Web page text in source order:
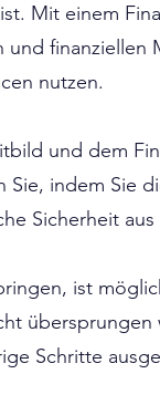
Mit einem
und
nutzen.
und dem
Sie, indem Sie
Sicherheit
ist
übersprungen
Schritte